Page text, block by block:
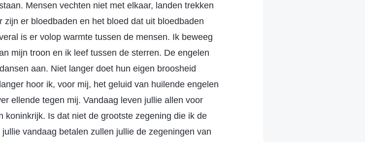
Mensen vechten niet met elkaar, landen trekken
er bloedbaden en het bloed dat uit bloedbaden
is er volop warmte tussen de mensen. Ik beweeg
mijn troon en ik leef tussen de sterren. De engelen
aan. Niet langer doet hun eigen broosheid
hoor ik, voor mij, het geluid van huilende engelen
ellende tegen mij. Vandaag leven jullie allen voor
koninkrijk. Is dat niet de grootste zegening die ik de
vandaag betalen zullen jullie de zegeningen van